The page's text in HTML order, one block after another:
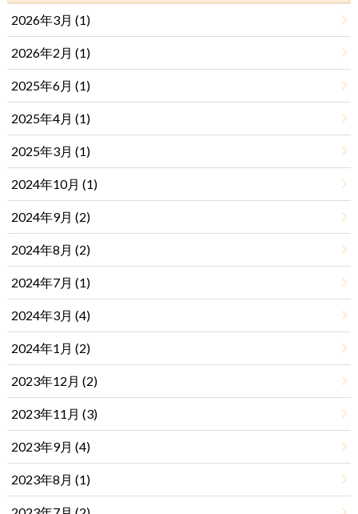
2026年3月 (1)
2026年2月 (1)
2025年6月 (1)
2025年4月 (1)
2025年3月 (1)
2024年10月 (1)
2024年9月 (2)
2024年8月 (2)
2024年7月 (1)
2024年3月 (4)
2024年1月 (2)
2023年12月 (2)
2023年11月 (3)
2023年9月 (4)
2023年8月 (1)